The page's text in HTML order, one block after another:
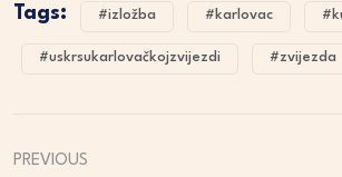
Tags: #izložba #karlovac
#uskrsukarlovačkojzvijezdi #zvijezda
PREVIOUS